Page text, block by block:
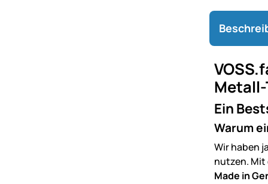
Metall-
Ein
Warum
Wir haben
nutzen. Mit
Made in